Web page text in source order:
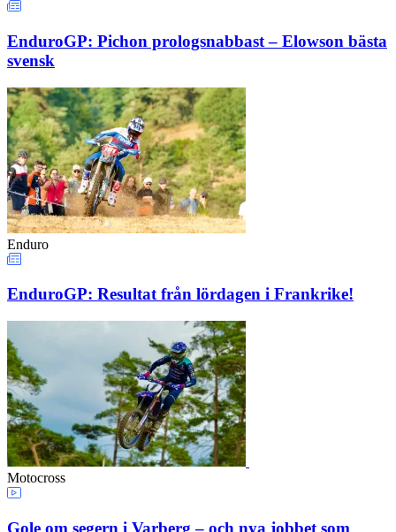
EnduroGP: Pichon prologsnabbast – Elowson bästa
svensk
Enduro
EnduroGP: Resultat från lördagen i Frankrike!
Motocross
Gole om segern i Varberg – och nya jobbet som